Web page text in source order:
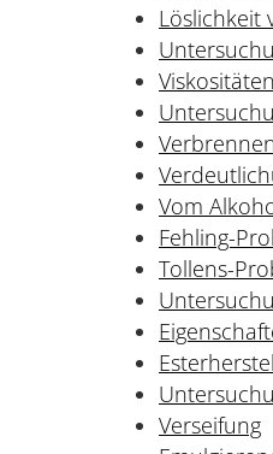
Löslichkeit
Vom
Fehling-
Tollens-
Verseifung